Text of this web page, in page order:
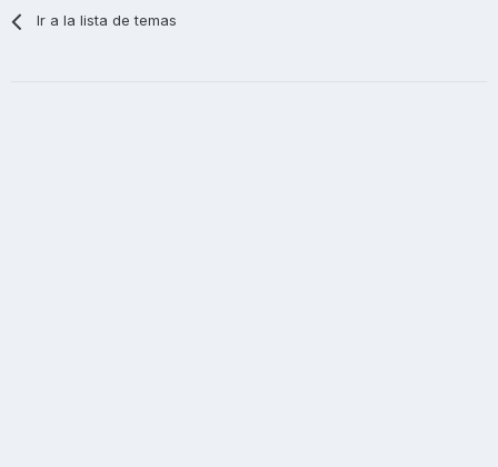
Ir a la lista de temas